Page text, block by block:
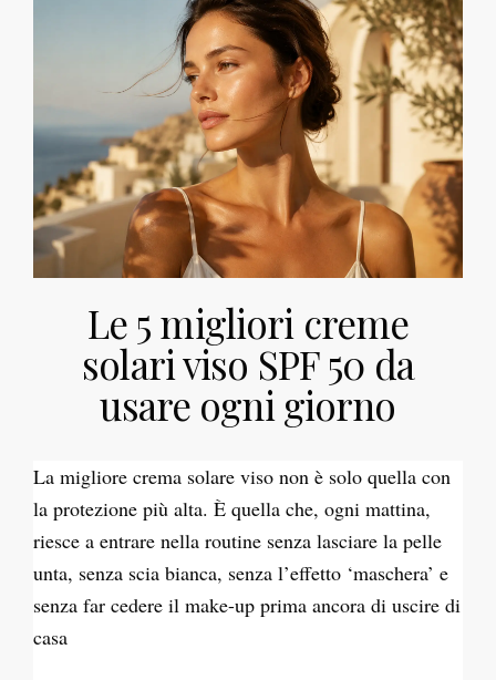
Le 5 migliori creme
solari viso SPF 50 da
usare ogni giorno
La migliore crema solare viso non è solo quella con
la protezione più alta. È quella che, ogni mattina,
riesce a entrare nella routine senza lasciare la pelle
unta, senza scia bianca, senza l’effetto ‘maschera’ e
senza far cedere il make-up prima ancora di uscire di
casa